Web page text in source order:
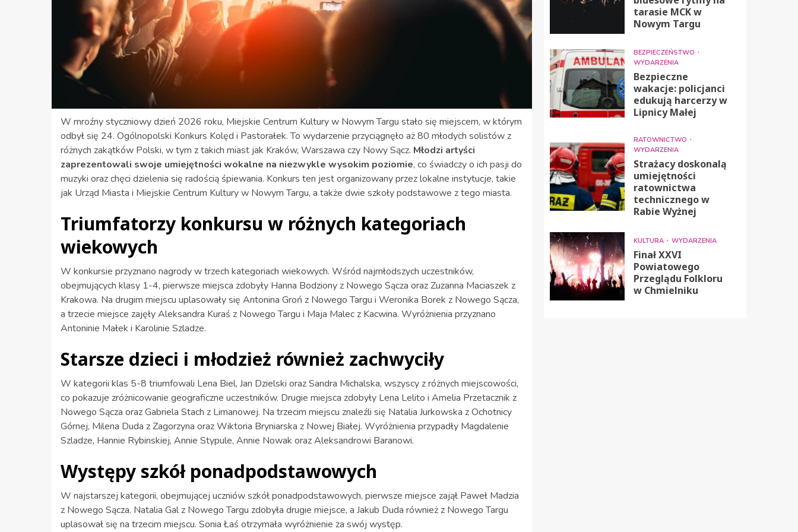
W mroźny styczniowy dzień 2026 roku, Miejskie Centrum Kultury w Nowym Targu stało się miejscem, w którym
odbył się 24. Ogólnopolski Konkurs Kolęd i Pastorałek. To wydarzenie przyciągnęło aż 80 młodych solistów z
różnych zakątków Polski, w tym z takich miast jak Kraków, Warszawa czy Nowy Sącz. Młodzi artyści
zaprezentowali swoje umiejętności wokalne na niezwykle wysokim poziomie, co świadczy o ich pasji do
muzyki oraz chęci dzielenia się radością śpiewania. Konkurs ten jest organizowany przez lokalne instytucje, takie
jak Urząd Miasta i Miejskie Centrum Kultury w Nowym Targu, a także dwie szkoły podstawowe z tego miasta.
Triumfatorzy konkursu w różnych kategoriach
wiekowych
W konkursie przyznano nagrody w trzech kategoriach wiekowych. Wśród najmłodszych uczestników,
obejmujących klasy 1-4, pierwsze miejsca zdobyły Hanna Bodziony z Nowego Sącza oraz Zuzanna Maciaszek z
Krakowa. Na drugim miejscu uplasowały się Antonina Groń z Nowego Targu i Weronika Borek z Nowego Sącza,
a trzecie miejsce zajęły Aleksandra Kuraś z Nowego Targu i Maja Malec z Kacwina. Wyróżnienia przyznano
Antoninie Małek i Karolinie Szladze.
Starsze dzieci i młodzież również zachwyciły
W kategorii klas 5-8 triumfowali Lena Biel, Jan Dzielski oraz Sandra Michalska, wszyscy z różnych miejscowości,
co pokazuje zróżnicowanie geograficzne uczestników. Drugie miejsca zdobyły Lena Lelito i Amelia Przetacznik z
Nowego Sącza oraz Gabriela Stach z Limanowej. Na trzecim miejscu znaleźli się Natalia Jurkowska z Ochotnicy
Górnej, Milena Duda z Zagorzyna oraz Wiktoria Bryniarska z Nowej Białej. Wyróżnienia przypadły Magdalenie
Szladze, Hannie Rybinskiej, Annie Stypule, Annie Nowak oraz Aleksandrowi Baranowi.
Występy szkół ponadpodstawowych
W najstarszej kategorii, obejmującej uczniów szkół ponadpodstawowych, pierwsze miejsce zajął Paweł Madzia
z Nowego Sącza. Natalia Gal z Nowego Targu zdobyła drugie miejsce, a Jakub Duda również z Nowego Targu
uplasował się na trzecim miejscu. Sonia Łaś otrzymała wyróżnienie za swój występ.
tarasie MCK w
Nowym Targu
BEZPIECZEŃSTWO
WYDARZENIA
Bezpieczne
wakacje: policjanci
edukują harcerzy w
Lipnicy Małej
RATOWNICTWO
WYDARZENIA
Strażacy doskonalą
umiejętności
ratownictwa
technicznego w
Rabie Wyżnej
KULTURA WYDARZENIA
Finał XXVI
Powiatowego
Przeglądu Folkloru
w Chmielniku